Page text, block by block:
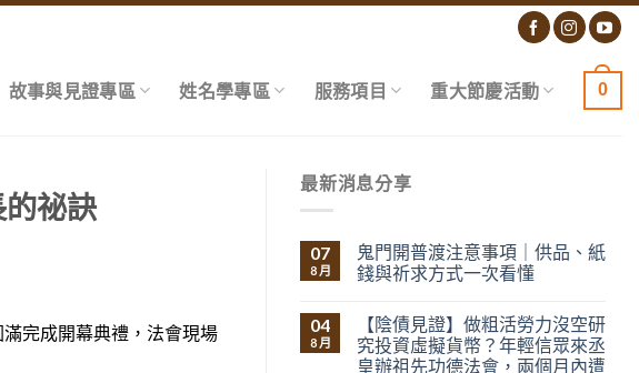
故事與見證專區 姓名學專區 服務項目 重大節慶活動 0
祕訣
完成開幕典禮，法會現場
最新消息分享
07
8 月
鬼門開普渡注意事項｜供品、紙
錢與祈求方式一次看懂
04
8 月
【陰債見證】做粗活勞力沒空研
究投資虛擬貨幣？年輕信眾來丞
皇辦祖先功德法會，兩個月內遭